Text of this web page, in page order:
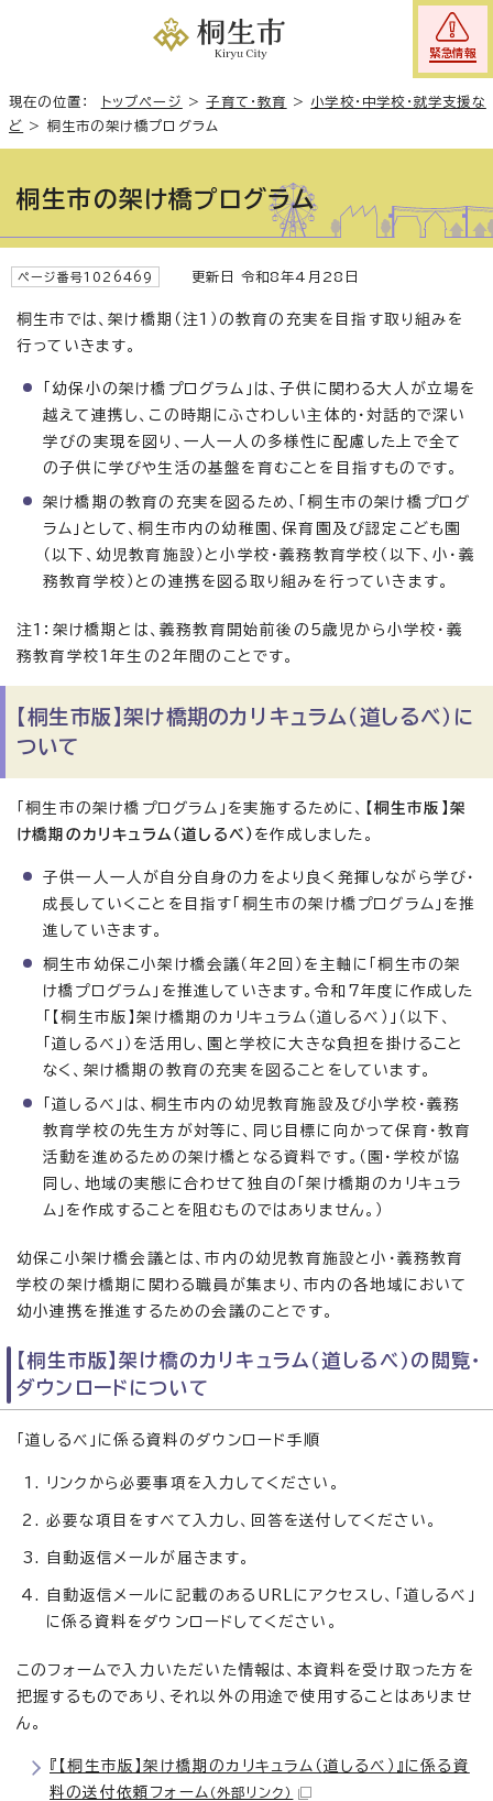
緊急情報
現在の位置： トップページ >子育て・教育 > 小学校・中学校・就学支援な
ど > 桐生市の架け橋プログラム
桐生市の架け橋プログラム
ページ番号1026469 更新日 令和8年4月28日
桐生市では、架け橋期（注1）の教育の充実を目指す取り組みを
行っていきます。
「幼保小の架け橋プログラム」は、子供に関わる大人が立場を
越えて連携し、この時期にふさわしい主体的・対話的で深い
学びの実現を図り、一人一人の多様性に配慮した上で全て
の子供に学びや生活の基盤を育むことを目指すものです。
架け橋期の教育の充実を図るため、「桐生市の架け橋プログ
ラム」として、桐生市内の幼稚園、保育園及び認定こども園
（以下、幼児教育施設）と小学校・義務教育学校（以下、小・義
務教育学校）との連携を図る取り組みを行っていきます。
注1：架け橋期とは、義務教育開始前後の5歳児から小学校・義
務教育学校1年生の2年間のことです。
【桐生市版】架け橋期のカリキュラム（道しるべ）に
ついて
「桐生市の架け橋プログラム」を実施するために、
【桐生市版】架
け橋期のカリキュラム（道しるべ） を作成しました。
子供一人一人が自分自身の力をより良く発揮しながら学び・
成長していくことを目指す「桐生市の架け橋プログラム」を推
進していきます。
桐生市幼保こ小架け橋会議（年2回）を主軸に「桐生市の架
け橋プログラム」を推進していきます。令和7年度に作成した
「【桐生市版】架け橋期のカリキュラム（道しるべ）」（以下、
「道しるべ」）を活用し、園と学校に大きな負担を掛けること
なく、架け橋期の教育の充実を図ることをしています。
「道しるべ」は、桐生市内の幼児教育施設及び小学校・義務
教育学校の先生方が対等に、同じ目標に向かって保育・教育
活動を進めるための架け橋となる資料です。（園・学校が協
同し、地域の実態に合わせて独自の「架け橋期のカリキュラ
ム」を作成することを阻むものではありません。）
幼保こ小架け橋会議とは、市内の幼児教育施設と小・義務教育
学校の架け橋期に関わる職員が集まり、市内の各地域において
幼小連携を推進するための会議のことです。
【桐生市版】架け橋のカリキュラム（道しるべ）の閲覧・
ダウンロードについて
「道しるべ」に係る資料のダウンロード手順
リンクから必要事項を入力してください。
必要な項目をすべて入力し、回答を送付してください。
自動返信メールが届きます。
自動返信メールに記載のあるURLにアクセスし、「道しるべ」
に係る資料をダウンロードしてください。
このフォームで入力いただいた情報は、本資料を受け取った方を
把握するものであり、それ以外の用途で使用することはありませ
ん。
『【桐生市版】架け橋期のカリキュラム（道しるべ）』に係る資
料の送付依頼フォーム （外部リンク）